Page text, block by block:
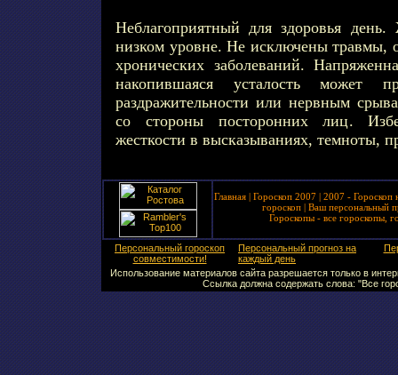
Неблагоприятный для здоровья
низком уровне. Не исключены травмы,
хронических заболеваний.
накопившаяся усталость может
раздражительности или нервным
со стороны посторонних лиц.
жесткости в высказываниях, темноты,
Главная | Гороскоп 2007 | 2007 - Гороскоп
гороскоп| Ваш персональный
Гороскопы - все гороскопы,
Персональный гороскоп
совместимости!
Персональный прогноз на
каждый день
Использование материалов сайта разрешается только в
Ссылка должна содержать слова: "Все